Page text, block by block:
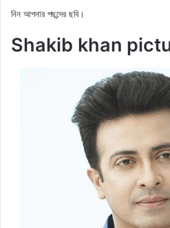
নিন আপনার পছন্দের ছবি।
Shakib khan